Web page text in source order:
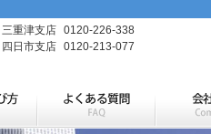
三重津支店 0120-226-338
四日市支店 0120-213-077